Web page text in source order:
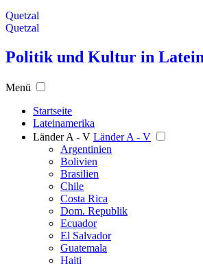
Quetzal
Quetzal
Politik und Kultur in
Menü
Startseite
Lateinamerika
Länder A - V Länder A - V
Argentinien
Bolivien
Brasilien
Chile
Costa Rica
Dom. Republik
Ecuador
El Salvador
Guatemala
Haiti